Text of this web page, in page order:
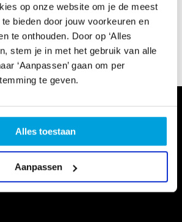
op onze website om je de meest
bieden door jouw voorkeuren en
te onthouden. Door op ‘Alles
stem je in met het gebruik van alle
‘Aanpassen’ gaan om per
te geven.
Alles toestaan
Aanpassen